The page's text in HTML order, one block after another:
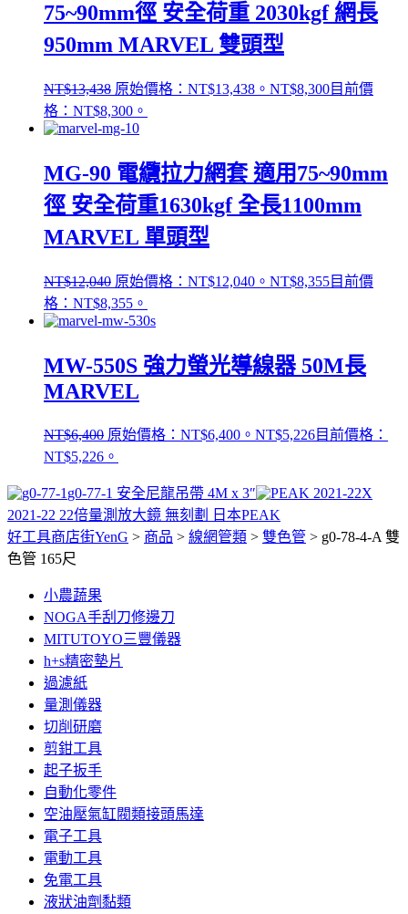
75~90mm徑 安全荷重 2030kgf 網長
950mm MARVEL 雙頭型
NT$13,438 原始價格：NT$13,438。 NT$8,300目前價
格：NT$8,300。
MG-90 電纜拉力網套 適用75~90mm
徑 安全荷重1630kgf 全長1100mm
MARVEL 單頭型
NT$12,040 原始價格：NT$12,040。 NT$8,355目前價
格：NT$8,355。
MW-550S 強力螢光導線器 50M長
MARVEL
NT$6,400 原始價格：NT$6,400。 NT$5,226目前價格：
NT$5,226。
g0-77-1 安全尼龍吊帶 4M x 3″
2021-22 22倍量測放大鏡 無刻劃 日本PEAK
好工具商店街YenG > 商品 > 線網管類 > 雙色管 > g0-78-4-A 雙
色管 165尺
小農蔬果
NOGA手刮刀修邊刀
MITUTOYO三豐儀器
h+s精密墊片
過濾紙
量測儀器
切削研磨
剪鉗工具
起子扳手
自動化零件
空油壓氣缸閥類接頭馬達
電子工具
電動工具
免電工具
液狀油劑黏類